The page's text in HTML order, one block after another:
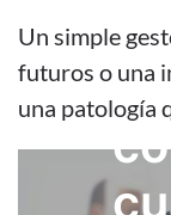
Un simple
futuros o una
una patología